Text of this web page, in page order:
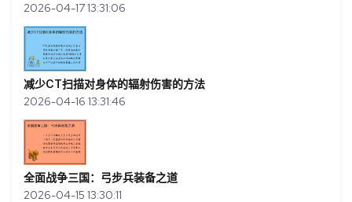
2026-04-17 13:31:06
减少CT扫描对身体的辐射伤害的方法
2026-04-16 13:31:46
全面战争三国：弓步兵装备之道
2026-04-15 13:30:11